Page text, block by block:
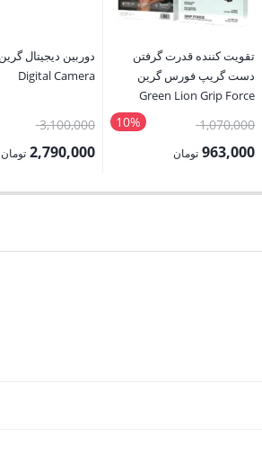
تقویت کننده قدرت گرفتن
دست گریپ فورس گرین
Green Lion Grip Force
HandGrip Strengthener
10% 1,070,000قیمت
اصلی:
بود.
963,000 تومان
Digital Camera
3,100,000قیمت
اصلی:
بود.
2,790,000 تومان